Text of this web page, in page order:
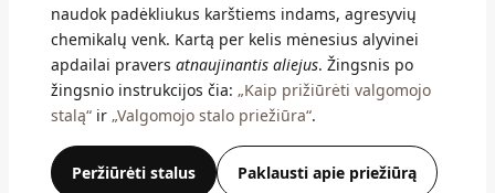
naudok padėkliukus karštiems indams, agresyvių
chemikalų venk. Kartą per kelis mėnesius alyvinei
apdailai pravers atnaujinantis aliejus. Žingsnis po
žingsnio instrukcijos čia: „Kaip prižiūrėti valgomojo
stalą“ir „Valgomojo stalo priežiūra“.
Peržiūrėti stalus Paklausti apie priežiūrą